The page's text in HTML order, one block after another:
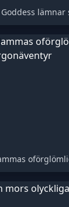
Goddess lämnar